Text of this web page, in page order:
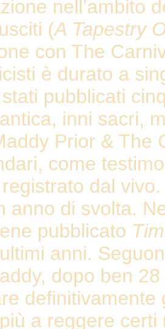
nell’ambito
(A Tapestry
con The
è durato a
pubblicati
inni sacri,
Prior & The
come
dal vivo.
anno di svolta.
pubblicato
anni.
dopo ben
a reggere